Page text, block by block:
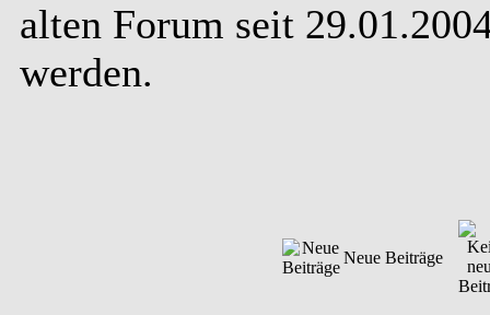
alten Forum seit
werden.
Neue Beiträge